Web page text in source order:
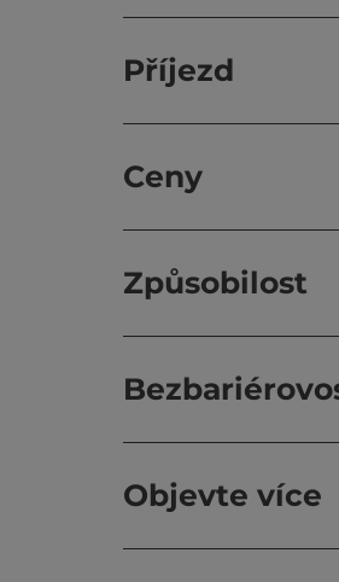
Příjezd
Ceny
Způsobilost
Objevte více